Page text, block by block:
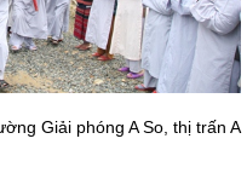
Giải phóng A So, thị trấn A